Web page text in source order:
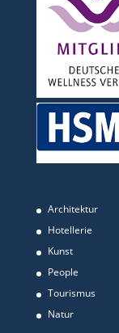
Architektur
Hotellerie
Kunst
People
Tourismus
Natur